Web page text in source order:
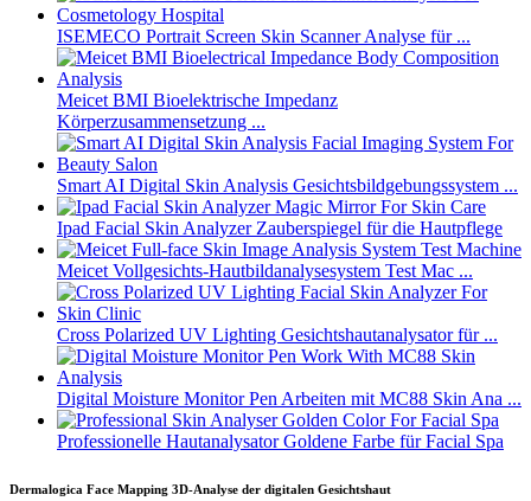
ISEMECO Portrait Screen Skin Scanner Analyse für ...
Meicet BMI Bioelektrische Impedanz
Körperzusammensetzung ...
Smart AI Digital Skin Analysis Gesichtsbildgebungssystem ...
Ipad Facial Skin Analyzer Zauberspiegel für die Hautpflege
Meicet Vollgesichts-Hautbildanalysesystem Test Mac ...
Cross Polarized UV Lighting Gesichtshautanalysator für ...
Digital Moisture Monitor Pen Arbeiten mit MC88 Skin Ana ...
Professionelle Hautanalysator Goldene Farbe für Facial Spa
Dermalogica Face Mapping 3D-Analyse der digitalen Gesichtshaut